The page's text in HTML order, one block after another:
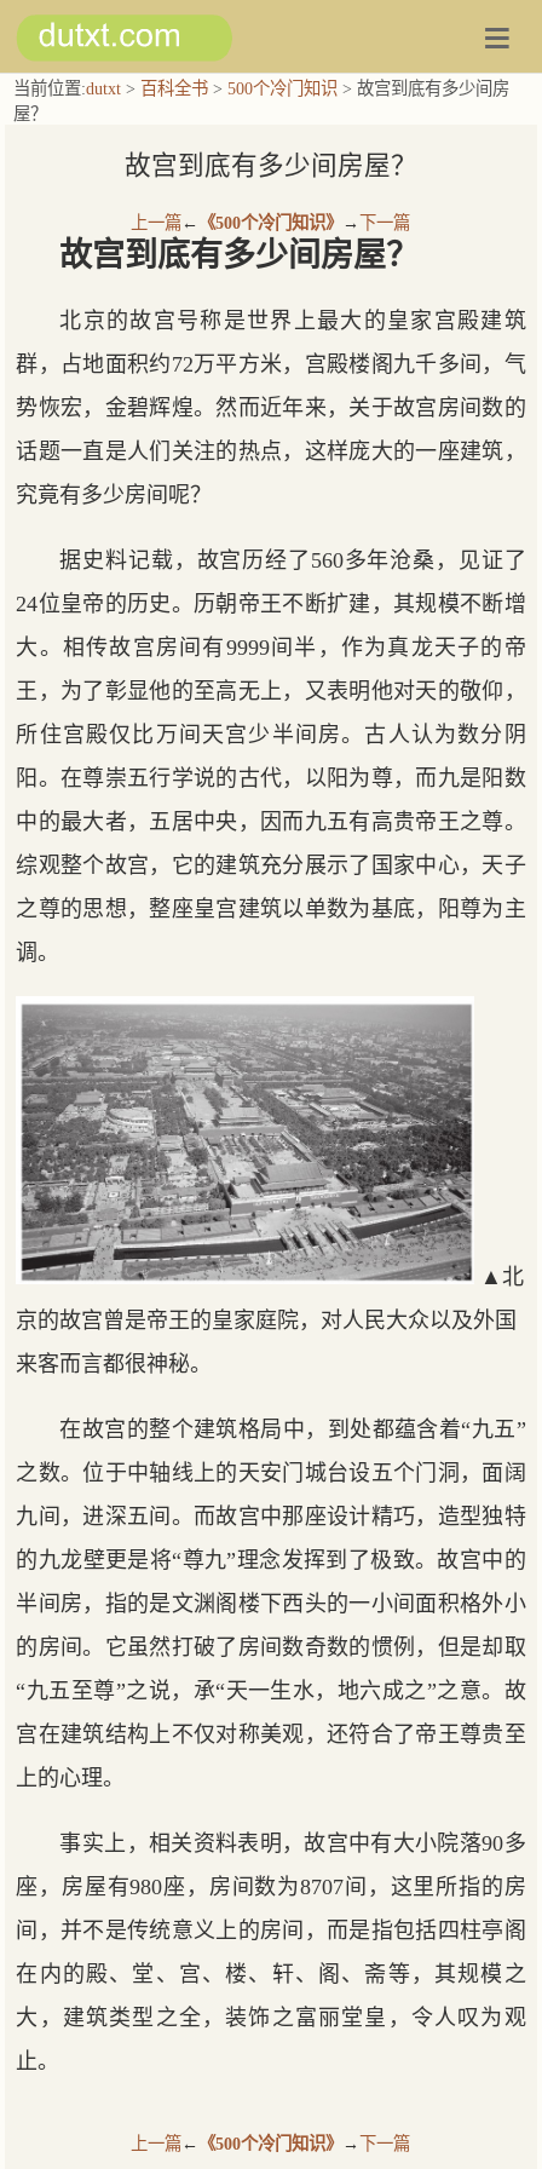
当前位置:dutxt > 百科全书 >500个冷门知识 > 故宫到底有多少间房
屋？
故宫到底有多少间房屋？
上一篇 ← 《500个冷门知识》 → 下一篇
故宫到底有多少间房屋？
北京的故宫号称是世界上最大的皇家宫殿建筑
群，占地面积约72万平方米，宫殿楼阁九千多间，气
势恢宏，金碧辉煌。然而近年来，关于故宫房间数的
话题一直是人们关注的热点，这样庞大的一座建筑，
究竟有多少房间呢？
据史料记载，故宫历经了560多年沧桑，见证了
24位皇帝的历史。历朝帝王不断扩建，其规模不断增
大。相传故宫房间有9999间半，作为真龙天子的帝
王，为了彰显他的至高无上，又表明他对天的敬仰，
所住宫殿仅比万间天宫少半间房。古人认为数分阴
阳。在尊崇五行学说的古代，以阳为尊，而九是阳数
中的最大者，五居中央，因而九五有高贵帝王之尊。
综观整个故宫，它的建筑充分展示了国家中心，天子
之尊的思想，整座皇宫建筑以单数为基底，阳尊为主
调。
▲北
京的故宫曾是帝王的皇家庭院，对人民大众以及外国
来客而言都很神秘。
在故宫的整个建筑格局中，到处都蕴含着“九五”
之数。位于中轴线上的天安门城台设五个门洞，面阔
九间，进深五间。而故宫中那座设计精巧，造型独特
的九龙壁更是将“尊九”理念发挥到了极致。故宫中的
半间房，指的是文渊阁楼下西头的一小间面积格外小
的房间。它虽然打破了房间数奇数的惯例，但是却取
“九五至尊”之说，承“天一生水，地六成之”之意。故
宫在建筑结构上不仅对称美观，还符合了帝王尊贵至
上的心理。
事实上，相关资料表明，故宫中有大小院落90多
座，房屋有980座，房间数为8707间，这里所指的房
间，并不是传统意义上的房间，而是指包括四柱亭阁
在内的殿、堂、宫、楼、轩、阁、斋等，其规模之
大，建筑类型之全，装饰之富丽堂皇，令人叹为观
止。
上一篇 ← 《500个冷门知识》 → 下一篇